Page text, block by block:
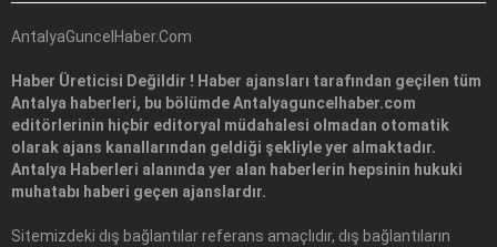
AntalyaGuncelHaber.Com
Haber Üreticisi Değildir ! Haber ajansları tarafından geçilen tüm
Antalya haberleri, bu bölümde Antalyaguncelhaber.com
editörlerinin hiçbir editoryal müdahalesi olmadan otomatik
olarak ajans kanallarından geldiği şekliyle yer almaktadır.
Antalya Haberleri alanında yer alan haberlerin hepsinin hukuki
muhatabı haberi geçen ajanslardır.
Sitemizdeki dış bağlantılar referans amaçlıdır, dış bağlantıların